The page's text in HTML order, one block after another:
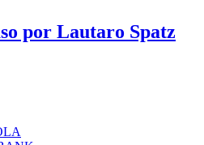
por Lautaro Spatz